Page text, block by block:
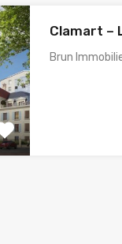
Clamart –
Brun